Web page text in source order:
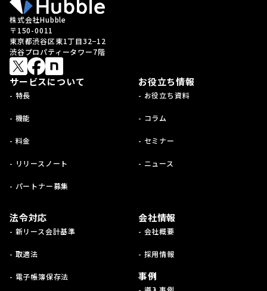
株式会社Hubble
〒150-0011
東京都渋谷区東1丁目32−12
渋谷プロパティータワー7階
サービスについて
- 特長
- 機能
- 料金
- リリースノート
- パートナー募集
お役立ち情報
- お役立ち資料
- コラム
- セミナー
- ニュース
法令対応
- 新リース会計基準
- 取適法
- 電子帳簿保存法
会社情報
- 会社概要
- 採用情報
事例